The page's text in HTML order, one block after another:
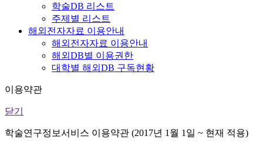
학술DB 리스트
주제별 리스트
해외전자자료 이용안내
해외전자자료 이용안내
해외DB별 이용권한
대학별 해외DB 구독현황
이용약관
닫기
학술연구정보서비스 이용약관 (2017년 1월 1일 ~ 현재 적용)